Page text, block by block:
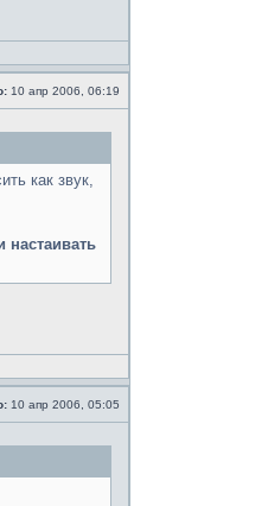
10 апр 2006, 06:19
как звук,
настаивать
10 апр 2006, 05:05